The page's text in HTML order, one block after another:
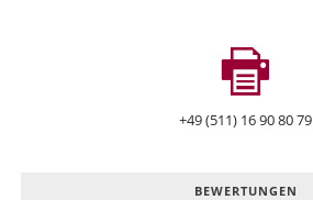
+49 (511) 16 90 80 79
BEWERTUNGEN